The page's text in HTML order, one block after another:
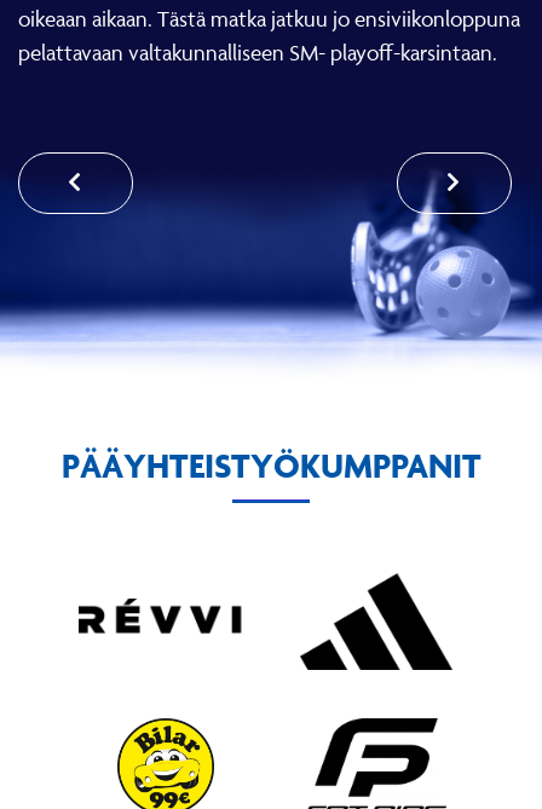
oikeaan aikaan. Tästä matka jatkuu jo ensiviikonloppuna
pelattavaan valtakunnalliseen SM- playoff-karsintaan.
PÄÄYHTEISTYÖKUMPPANIT